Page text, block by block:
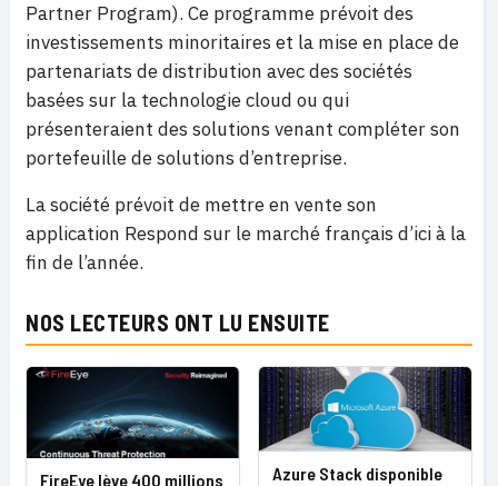
Partner Program). Ce programme prévoit des
investissements minoritaires et la mise en place de
partenariats de distribution avec des sociétés
basées sur la technologie cloud ou qui
présenteraient des solutions venant compléter son
portefeuille de solutions d’entreprise.
La société prévoit de mettre en vente son
application Respond sur le marché français d’ici à la
fin de l’année.
NOS LECTEURS ONT LU ENSUITE
FireEye lève 400 millions
Azure Stack disponible